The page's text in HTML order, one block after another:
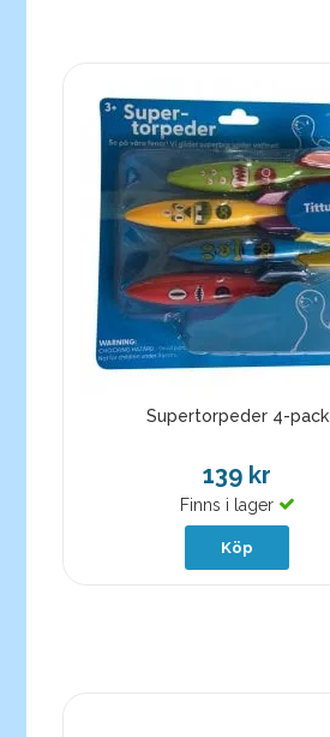
Supertorpeder 4-pack
139 kr
Finns i lager
Köp